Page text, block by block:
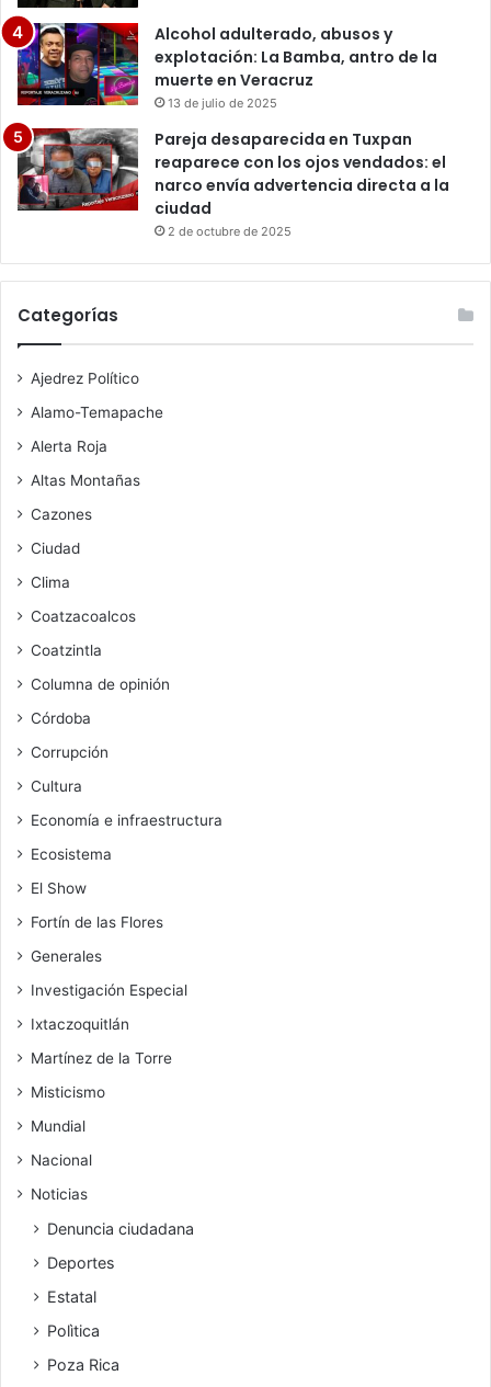
Alcohol adulterado, abusos y
explotación: La Bamba, antro de la
muerte en Veracruz
13 de julio de 2025
Pareja desaparecida en Tuxpan
reaparece con los ojos vendados: el
narco envía advertencia directa a la
ciudad
2 de octubre de 2025
Categorías
Ajedrez Político
Alamo-Temapache
Alerta Roja
Altas Montañas
Cazones
Ciudad
Clima
Coatzacoalcos
Coatzintla
Columna de opinión
Córdoba
Corrupción
Cultura
Economía e infraestructura
Ecosistema
El Show
Fortín de las Flores
Generales
Investigación Especial
Ixtaczoquitlán
Martínez de la Torre
Misticismo
Mundial
Nacional
Noticias
Denuncia ciudadana
Deportes
Estatal
Polìtica
Poza Rica